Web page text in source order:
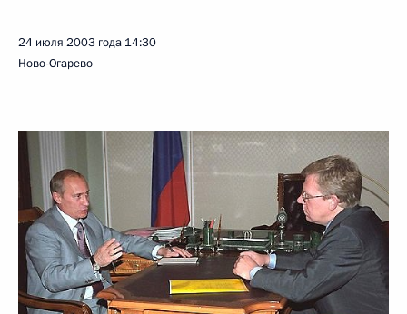
24 июля 2003 года 14:30
Ново-Огарево